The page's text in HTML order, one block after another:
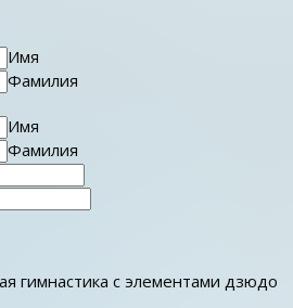
Имя
Фамилия
Имя
Фамилия
гимнастика с элементами дзюдо